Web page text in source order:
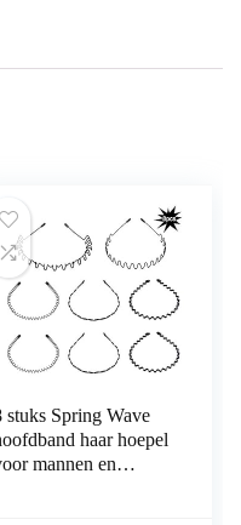
stuks Spring Wave
haar hoepel
mannen en